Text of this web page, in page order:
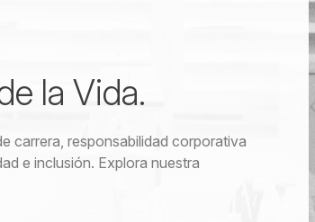
la Vida.
carrera, responsabilidad corporativa
e inclusión. Explora nuestra